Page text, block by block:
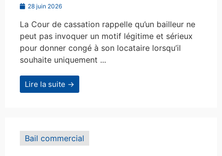
28 juin 2026
La Cour de cassation rappelle qu’un bailleur ne
peut pas invoquer un motif légitime et sérieux
pour donner congé à son locataire lorsqu’il
souhaite uniquement ...
Lire la suite →
Bail commercial